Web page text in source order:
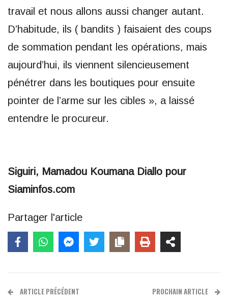
travail et nous allons aussi changer autant.
D’habitude, ils ( bandits ) faisaient des coups
de sommation pendant les opérations, mais
aujourd’hui, ils viennent silencieusement
pénétrer dans les boutiques pour ensuite
pointer de l’arme sur les cibles », a laissé
entendre le procureur.
Siguiri, Mamadou Koumana Diallo pour
Siaminfos.com
Partager l'article
ARTICLE PRÉCÉDENT PROCHAIN ARTICLE